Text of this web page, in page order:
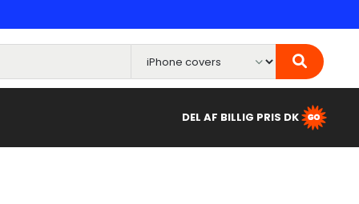
DEL AF BILLIG PRIS DK